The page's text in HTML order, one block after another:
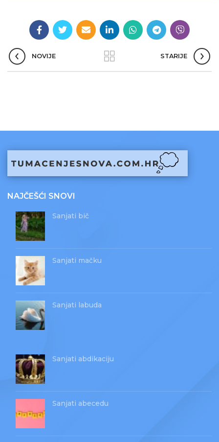
NOVIJE STARIJE
NAJČEŠĆI SNOVI
Sanjati bič
Sanjati mačku
Sanjati labuda
Sanjati abdikaciju
Sanjati abecedu